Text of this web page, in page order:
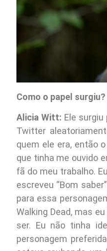
Como o papel surgiu?
Alicia Witt: Ele
Twitter
quem ele era, então
que tinha me ouvido
fã do meu trabalho.
escreveu “Bom
para essa
Walking Dead, mas
ser. Eu não tinha
personagem